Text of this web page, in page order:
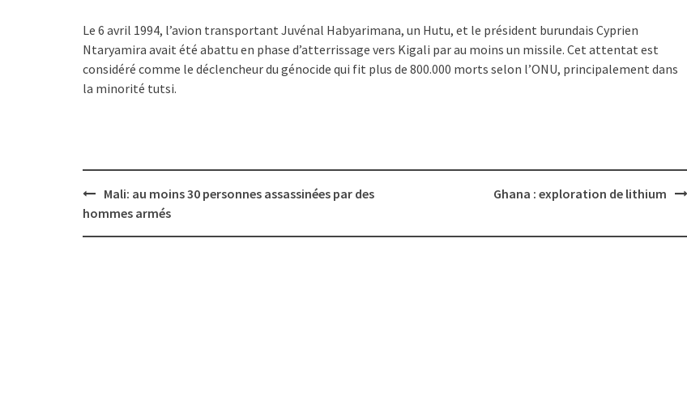
Le 6 avril 1994, l’avion transportant Juvénal Habyarimana, un Hutu, et le président burundais Cyprien
Ntaryamira avait été abattu en phase d’atterrissage vers Kigali par au moins un missile. Cet attentat est
considéré comme le déclencheur du génocide qui fit plus de 800.000 morts selon l’ONU, principalement dans
la minorité tutsi.
Post
navigation
Mali: au moins 30 personnes assassinées par des
hommes armés
Ghana : exploration de lithium